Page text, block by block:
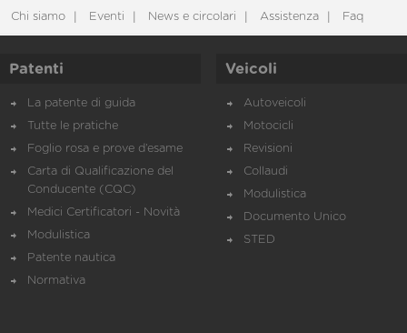
Chi siamo Eventi News e circolari Assistenza Faq
Patenti
La patente di guida
Tutte le pratiche
Foglio rosa e prove d’esame
Carta di Qualificazione del
Conducente (CQC)
Medici Certificatori - Novità
Modulistica
Patente nautica
Normativa
Veicoli
Autoveicoli
Motocicli
Revisioni
Collaudi
Modulistica
Documento Unico
STED